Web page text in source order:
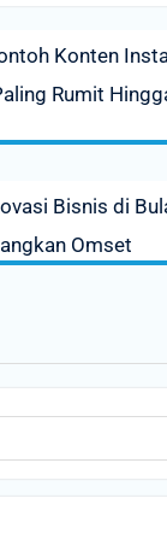
Konten
Rumit
Bisnis di
Omset